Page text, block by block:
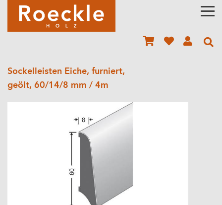
Sockelleisten Eiche, furniert,
geölt, 60/14/8 mm / 4m